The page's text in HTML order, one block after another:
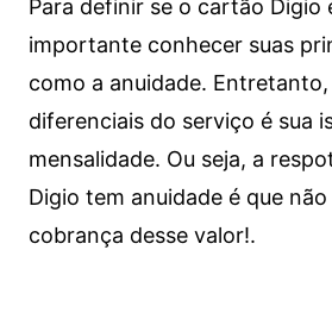
Para definir se o cartão Digio
importante conhecer suas
como a anuidade.
diferenciais do serviço é sua
mensalidade. Ou seja, a
Digio tem anuidade é que
cobrança desse valor!.